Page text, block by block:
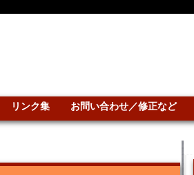
リンク集 お問い合わせ／修正など